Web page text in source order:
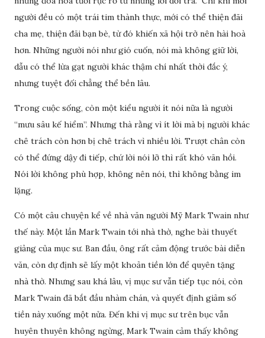
người đều có một trái tim thành thực, mới có thể thiện đãi
cha mẹ, thiện đãi bạn bè, từ đó khiến xã hội trở nên hài hoà
hơn. Những người nói như gió cuốn, nói mà không giữ lời,
dẫu có thể lừa gạt người khác thậm chí nhất thời đắc ý,
nhưng tuyệt đối chẳng thể bền lâu.
Trong cuộc sống, còn một kiểu người ít nói nữa là người
“mưu sâu kế hiểm”. Nhưng thà rằng vì ít lời mà bị người khác
chê trách còn hơn bị chê trách vì nhiều lời. Trượt chân còn
có thể đứng dậy đi tiếp, chứ lời nói lỡ thì rất khó vãn hồi.
Nói lời không phù hợp, không nên nói, thì không bằng im
lặng.
Có một câu chuyện kể về nhà văn người Mỹ Mark Twain như
thế này. Một lần Mark Twain tới nhà thờ, nghe bài thuyết
giảng của mục sư. Ban đầu, ông rất cảm động trước bài diễn
văn, còn dự định sẽ lấy một khoản tiền lớn để quyên tặng
nhà thờ. Nhưng sau khá lâu, vị mục sư vẫn tiếp tục nói, còn
Mark Twain đã bắt đầu nhàm chán, và quyết định giảm số
tiền này xuống một nửa. Đến khi vị mục sư trên bục vẫn
huyên thuyên không ngừng, Mark Twain cảm thấy không